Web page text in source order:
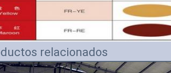
relacionados